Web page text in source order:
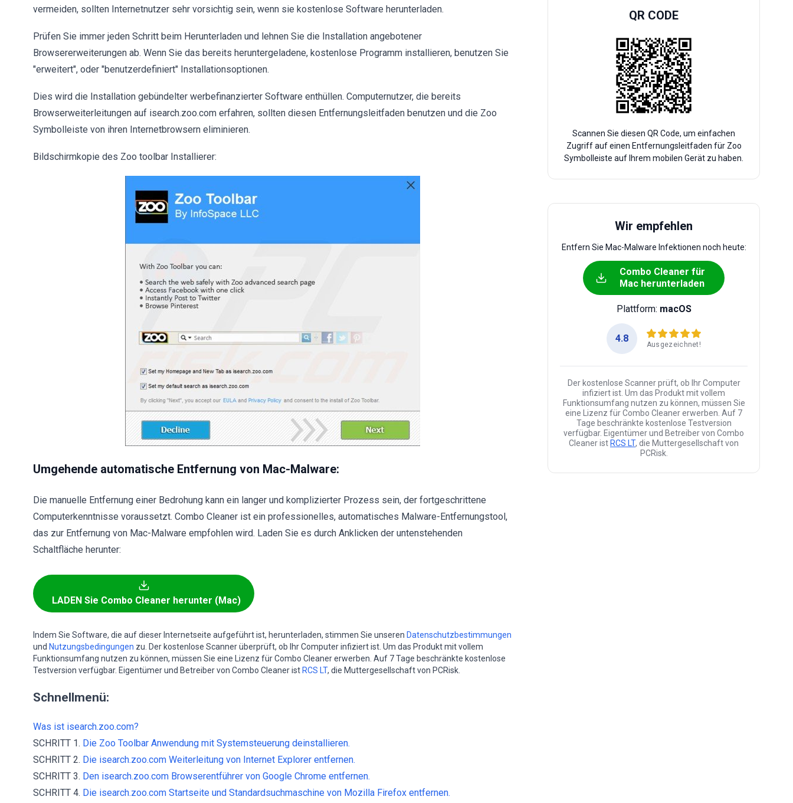
vermeiden, sollten Internetnutzer sehr vorsichtig sein, wenn sie kostenlose Software herunterladen.
Prüfen Sie immer jeden Schritt beim Herunterladen und lehnen Sie die Installation angebotener
Browsererweiterungen ab. Wenn Sie das bereits heruntergeladene, kostenlose Programm installieren, benutzen Sie
"erweitert", oder "benutzerdefiniert" Installationsoptionen.
Dies wird die Installation gebündelter werbefinanzierter Software enthüllen. Computernutzer, die bereits
Browserweiterleitungen auf isearch.zoo.com erfahren, sollten diesen Entfernungsleitfaden benutzen und die Zoo
Symbolleiste von ihren Internetbrowsern eliminieren.
Bildschirmkopie des Zoo toolbar Installierer:
Umgehende automatische Entfernung von Mac-Malware:
Die manuelle Entfernung einer Bedrohung kann ein langer und komplizierter Prozess sein, der fortgeschrittene
Computerkenntnisse voraussetzt. Combo Cleaner ist ein professionelles, automatisches Malware-Entfernungstool,
das zur Entfernung von Mac-Malware empfohlen wird. Laden Sie es durch Anklicken der untenstehenden
Schaltfläche herunter:
LADEN Sie Combo Cleaner herunter (Mac)
Indem Sie Software, die auf dieser Internetseite aufgeführt ist, herunterladen, stimmen Sie unseren Datenschutzbestimmungen
und Nutzungsbedingungen zu. Der kostenlose Scanner überprüft, ob Ihr Computer infiziert ist. Um das Produkt mit vollem
Funktionsumfang nutzen zu können, müssen Sie eine Lizenz für Combo Cleaner erwerben. Auf 7 Tage beschränkte kostenlose
Testversion verfügbar. Eigentümer und Betreiber von Combo Cleaner ist RCS LT, die Muttergesellschaft von PCRisk.
Schnellmenü:
Was ist isearch.zoo.com?
SCHRITT 1. Die Zoo Toolbar Anwendung mit Systemsteuerung deinstallieren.
SCHRITT 2. Die isearch.zoo.com Weiterleitung von Internet Explorer entfernen.
SCHRITT 3. Den isearch.zoo.com Browserentführer von Google Chrome entfernen.
SCHRITT 4. Die isearch.zoo.com Startseite und Standardsuchmaschine von Mozilla Firefox entfernen.
QR CODE
Scannen Sie diesen QR Code, um einfachen
Zugriff auf einen Entfernungsleitfaden für Zoo
Symbolleiste auf Ihrem mobilen Gerät zu haben.
Wir empfehlen
Entfern Sie Mac-Malware Infektionen noch heute:
Combo Cleaner für
Mac herunterladen
Plattform: macOS
4.8
Ausgezeichnet!
Der kostenlose Scanner prüft, ob Ihr Computer
infiziert ist. Um das Produkt mit vollem
Funktionsumfang nutzen zu können, müssen Sie
eine Lizenz für Combo Cleaner erwerben. Auf 7
Tage beschränkte kostenlose Testversion
verfügbar. Eigentümer und Betreiber von Combo
Cleaner ist RCS LT, die Muttergesellschaft von
PCRisk.